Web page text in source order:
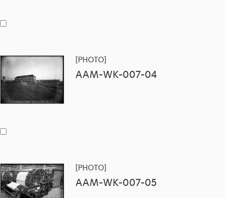
[PHOTO]
AAM-WK-007-04
[PHOTO]
AAM-WK-007-05